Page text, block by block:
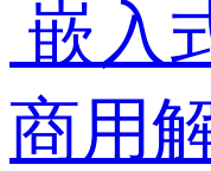
嵌入
商用